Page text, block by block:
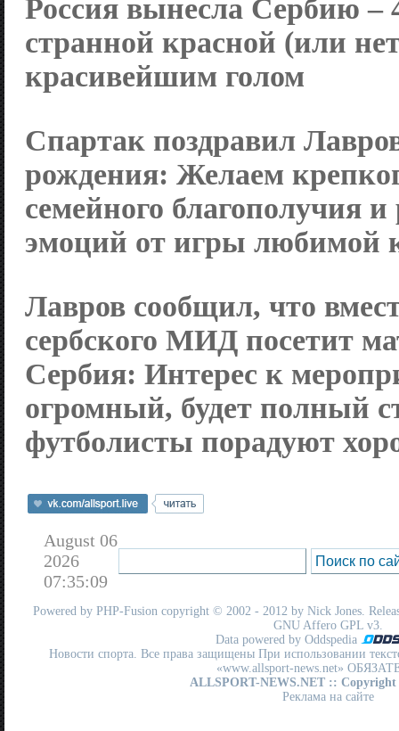
Россия вынесла Сербию –
странной красной (или
красивейшим голом
Спартак поздравил
рождения: Желаем
семейного благополучия
эмоций от игры любимой
Лавров сообщил, что
сербского МИД посетит
Сербия: Интерес к
огромный, будет полный
футболисты порадуют
August 06
2026
07:35:09
Powered by PHP-Fusion copyright © 2002 - 2012 by Nick Jones.
GNU Affero GPL v3.
Data powered by Oddspedia
Новости спорта. Все права защищены При использовании
«www.allsport-news.net»
ALLSPORT-NEWS.NET :: Copyright
Реклама на сайте